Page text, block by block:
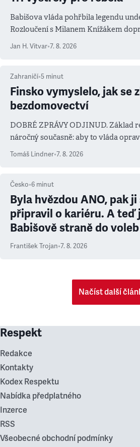
Babišova vláda pohřbila legendu
Rozloučení s Milanem Knížákem
salvy i kritika pokrokářů
Jan H. Vitvar•7. 8. 2026
Zahraničí•5 minut
Finsko vymyslelo, jak se
bezdomovectví
DOBRÉ ZPRÁVY ODJINUD. Základ
náročný současně: aby to vláda
prioritu
Tomáš Lindner•7. 8. 2026
Česko•6 minut
Byla hvězdou ANO, pak ji
připravil o kariéru. A teď
Babišově straně do voleb
František Trojan•7. 8. 2026
Načíst další
Respekt
Redakce
Kontakty
Kodex Respektu
Nabídka předplatného
Inzerce
RSS
Všeobecné obchodní podmínky